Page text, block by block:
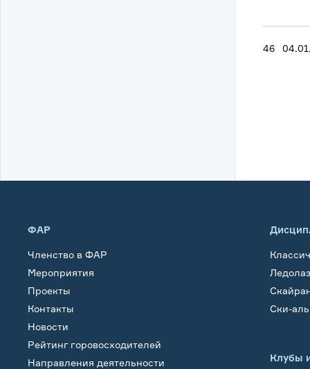
46
ФАР
Членство в ФАР
Мероприятия
Проекты
Контакты
Новости
Рейтинг горовосходителей
Направления деятельности
Ски-
Клубы